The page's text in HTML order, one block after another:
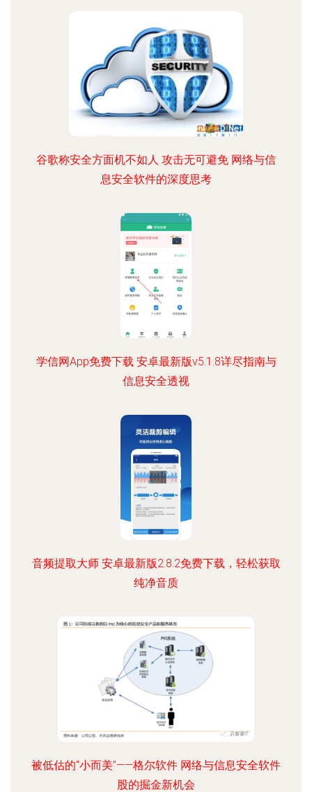
谷歌称安全方面机不如人 攻击无可避免 网络与信
息安全软件的深度思考
学信网App免费下载 安卓最新版v5.1.8详尽指南与
信息安全透视
音频提取大师 安卓最新版2.8.2免费下载，轻松获取
纯净音质
被低估的“小而美”——格尔软件 网络与信息安全软件
股的掘金新机会